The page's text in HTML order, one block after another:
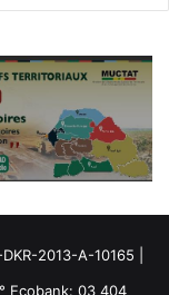
DKR-2013-A-10165 |
Ecobank: 03 404